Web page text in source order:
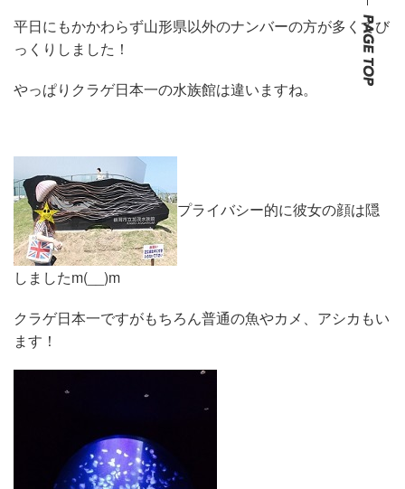
平日にもかかわらず山形県以外のナンバーの方が多くてび
っくりしました！
やっぱりクラゲ日本一の水族館は違いますね。
プライバシー的に彼女の顔は隠
しましたm(__)m
クラゲ日本一ですがもちろん普通の魚やカメ、アシカもい
ます！